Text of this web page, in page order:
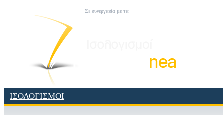
ΙΣΟΛΟΓΙΣΜΟΙ
Σε συνεργασία με τα